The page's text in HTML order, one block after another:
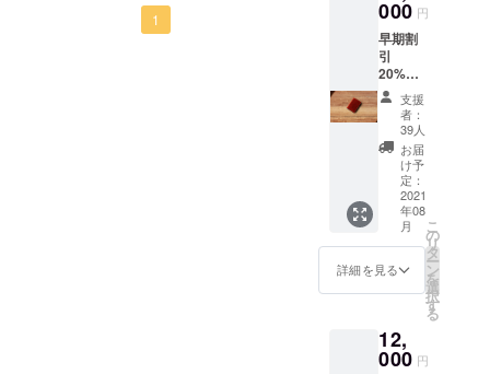
モールトべネ）キャッシュ
持して頂けるのだろう
1
の人に、ひ
とつ上の情
報を提案し
心躍るシー
ンを広げま
す。
000 円
早期割
引
20%OF
F 希望
小売価
¥15,000
→¥12,0
00 カ
ラー：
ブラウ
(BRN)
支援
者：
39人
お届
け予
定：
2021
年08
月
詳細を見る
こ
の
リ
タ
ー
ン
を
選
択
す
る
12,
000 円